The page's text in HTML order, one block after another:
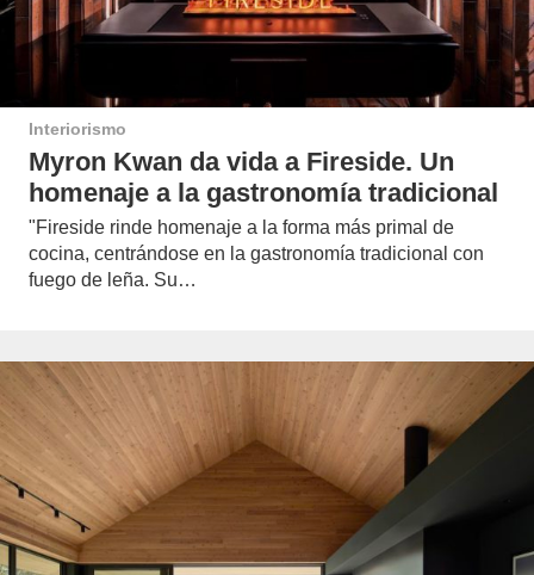
Interiorismo
Myron Kwan da vida a Fireside. Un
homenaje a la gastronomía tradicional
"Fireside rinde homenaje a la forma más primal de
cocina, centrándose en la gastronomía tradicional con
fuego de leña. Su…